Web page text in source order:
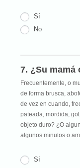
Sí
No
7. ¿Su mamá
Frecuentemente, o
de forma brusca,
de vez en cuando,
pateada, mordida,
objeto duro? ¿O
algunos minutos o
Sí